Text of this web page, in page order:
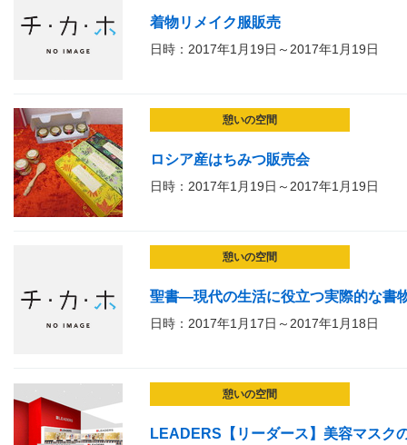
着物リメイク服販売
日時：2017年1月19日～2017年1月19日
憩いの空間
ロシア産はちみつ販売会
日時：2017年1月19日～2017年1月19日
憩いの空間
聖書―現代の生活に役立つ実際的な書
日時：2017年1月17日～2017年1月18日
憩いの空間
LEADERS【リーダース】美容マスク